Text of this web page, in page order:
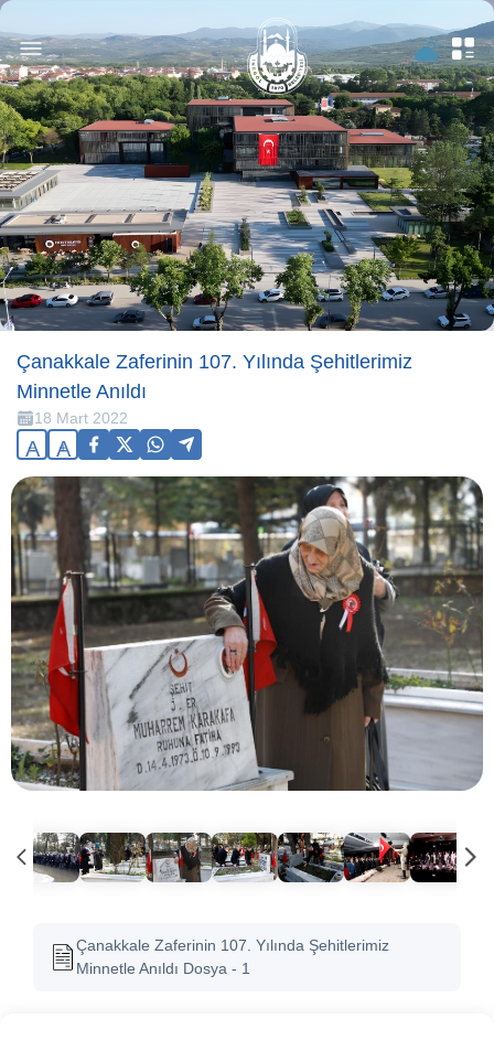
Çanakkale Zaferinin 107. Yılında Şehitlerimiz
Minnetle Anıldı
18 Mart 2022
A A
Çanakkale Zaferinin 107. Yılında Şehitlerimiz
Minnetle Anıldı Dosya - 1